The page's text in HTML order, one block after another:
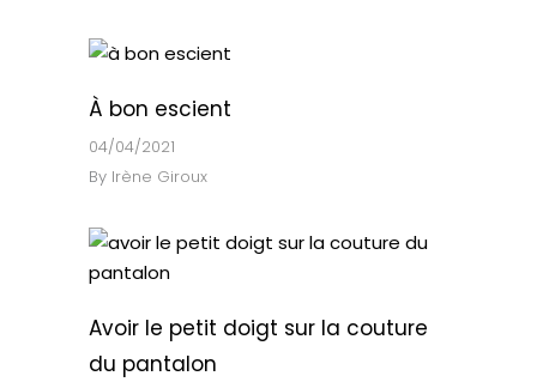
À bon escient
04/04/2021
By Irène Giroux
Avoir le petit doigt sur la couture
du pantalon